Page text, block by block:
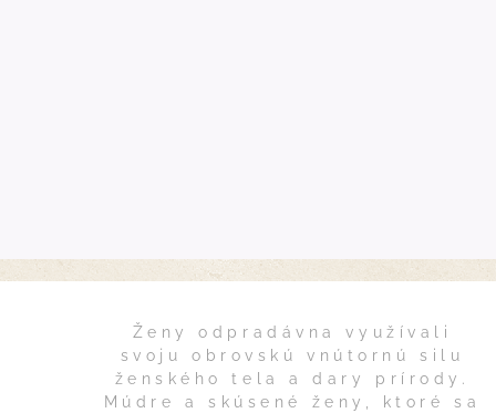
Ženy odpradávna využívali
svoju obrovskú vnútornú silu
ženského tela a dary prírody.
Múdre a skúsené ženy, ktoré sa